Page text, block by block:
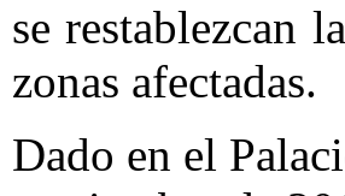
se restablezcan
zonas afectadas.
Dado en el